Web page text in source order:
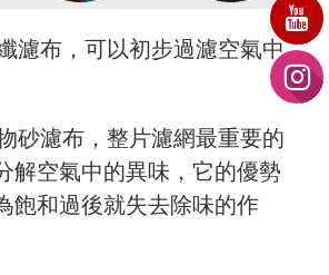
濾布，可以初步過濾空氣中
砂濾布，整片濾網最重要的
解空氣中的異味，它的優勢
飽和過後就失去除味的作